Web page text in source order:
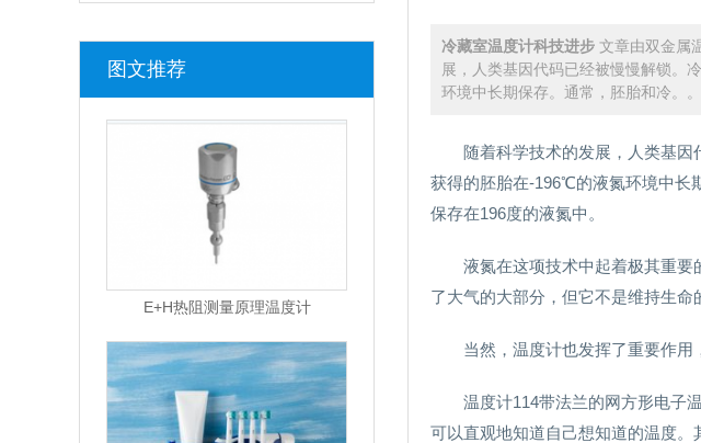
图文推荐
E+H热阻测量原理温度计
冷藏室温度计科技进步 文章由双金属
展，人类基因代码已经被慢慢解锁。
环境中长期保存。通常，胚胎和冷。。
随着科学技术的发展，人类基
获得的胚胎在-196℃的液氮环境中长
保存在196度的液氮中。
液氮在这项技术中起着极其重
了大气的大部分，但它不是维持生命
当然，温度计也发挥了重要作用
温度计114带法兰的网方形电子
可以直观地知道自己想知道的温度